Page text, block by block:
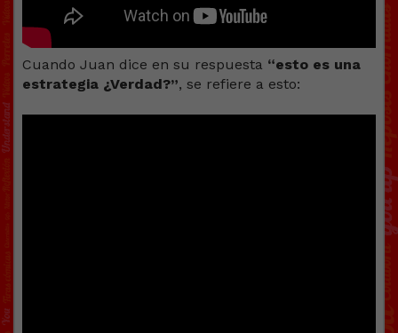
Cuando Juan dice en su respuesta “esto es una
estrategia ¿Verdad?”, se refiere a esto: